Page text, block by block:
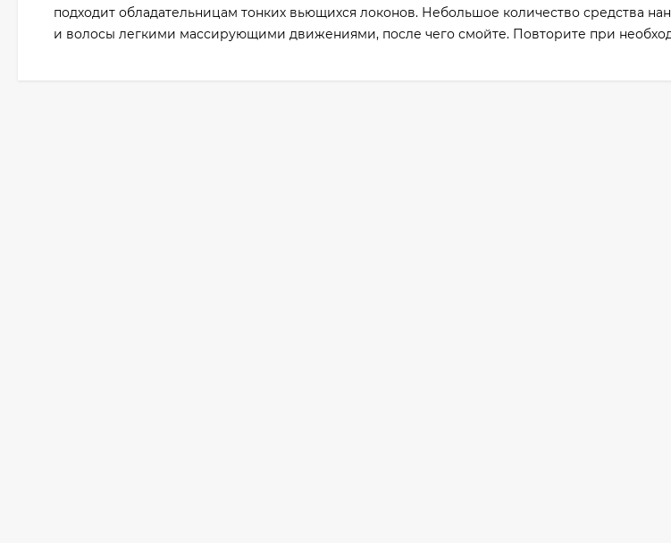
подходит обладательницам тонких вьющихся локонов. Небольшое количество средства
и волосы легкими массирующими движениями, после чего смойте. Повторите при